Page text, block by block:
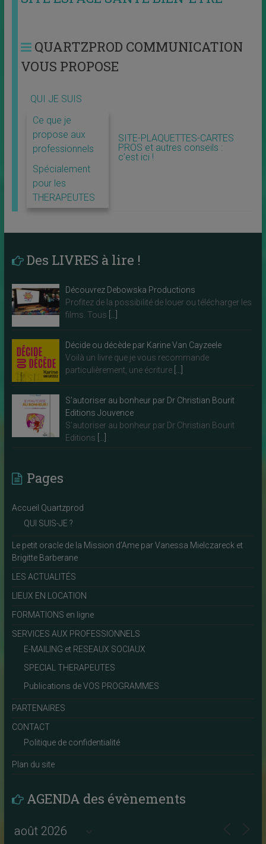
QUARTZPROD COMMUNICATION
VOUS PROPOSE
QUI JE SUIS
Ce que je
propose aux
professionnels
Spécialement
pour les
THERAPEUTES
SITE-PLAQUETTES-CARTES
PROS et autres conseils :
c’est ici !
Des LIVRES à lire !
Découvrez Debowska Productions
Profitez de la possibilité de louer ou télécharger les
films. Tous
Décide ou décède par Karine Van Cayzeele
Voilà un livre que je vous recommande
particulièrement, une écriture
S’autoriser au bonheur par Dr Christian Bourit
Editions Jouvence
S’autoriser au bonheur par Dr Christian Bourit
Editions
Pages
Accueil Quartzprod
QUI SUIS-JE ?
Le petit oracle de la Mission d’Ame par Vanessa Mielczareck et
Brigitte Barberane
LES ACTUALITÉS
LIEUX EN LOCATION
FORMATIONS en ligne
SERVICES AUX PROFESSIONNELS
E-MAILING et RESEAUX SOCIAUX
SPECIAL THERAPEUTES
Publications de VOS PROGRAMMES
PARTENAIRES
CONTACT
Politique de confidentialité
Plan du site
AGENDA des évènements